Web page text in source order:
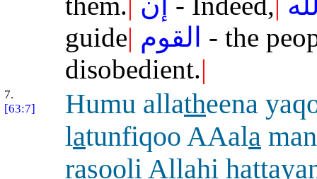
guide| القوم - the
disobedient.|
7.
[63:7]
Humu allatheena
latunfiqoo AAala
rasooli Allahi hatta